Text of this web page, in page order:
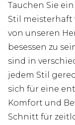
Tauchen Sie
Stil meisterhaft
von unseren
besessen zu
sind in
jedem Stil
sich für eine
Komfort und
Schnitt für